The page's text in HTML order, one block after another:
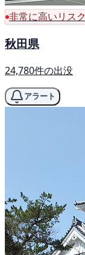
非常に高いリスク
秋田県
24,780件の出没
アラート